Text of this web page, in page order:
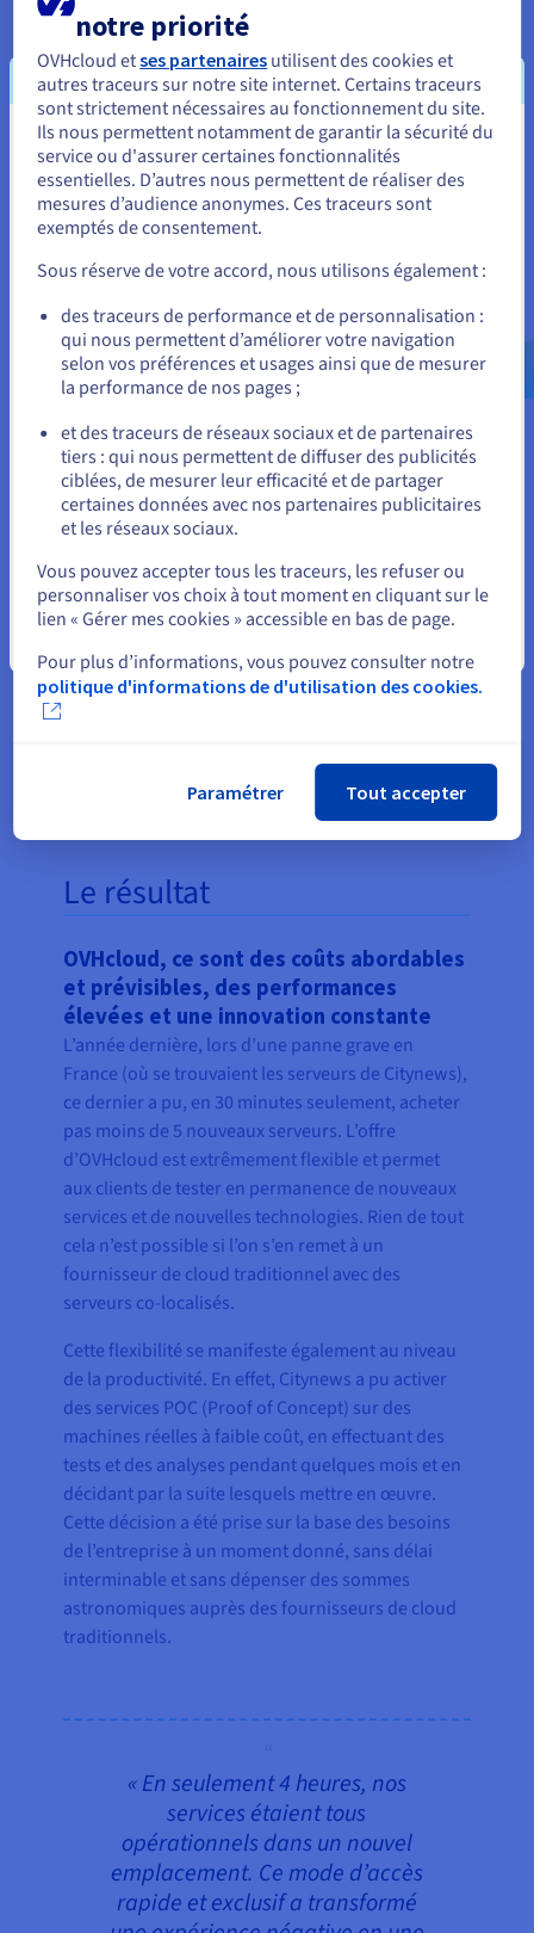
Citynews
Le Smart Cloud d’OVHcloud : simple, multi-local,
accessible, réversible et transparent.
Le résultat
OVHcloud, ce sont des coûts abordables
et prévisibles, des performances
élevées et une innovation constante
L’année dernière, lors d’une panne grave en
France (où se trouvaient les serveurs de Citynews),
ce dernier a pu, en 30 minutes seulement, acheter
pas moins de 5 nouveaux serveurs. L’offre
d’OVHcloud est extrêmement flexible et permet
aux clients de tester en permanence de nouveaux
services et de nouvelles technologies. Rien de tout
cela n’est possible si l’on s’en remet à un
fournisseur de cloud traditionnel avec des
serveurs co-localisés.
Cette flexibilité se manifeste également au niveau
de la productivité. En effet, Citynews a pu activer
des services POC (Proof of Concept) sur des
machines réelles à faible coût, en effectuant des
tests et des analyses pendant quelques mois et en
décidant par la suite lesquels mettre en œuvre.
Cette décision a été prise sur la base des besoins
de l’entreprise à un moment donné, sans délai
interminable et sans dépenser des sommes
astronomiques auprès des fournisseurs de cloud
traditionnels.
« En seulement 4 heures, nos
services étaient tous
opérationnels dans un nouvel
emplacement. Ce mode d’accès
rapide et exclusif a transformé
Vous semblez être localisé en États-
Unis.
Pour commander, rendez-vous sur le site de votre pays (États-
Allez sur le site États-Unis
us.ovhcloud.com/
Anglais USD - $
ou
Rester sur le site actuel
Sélectionner un autre site web
notre priorité
OVHcloud etses partenaires utilisent des cookies et
autres traceurs sur notre site internet. Certains traceurs
sont strictement nécessaires au fonctionnement du site.
Ils nous permettent notamment de garantir la sécurité du
service ou d'assurer certaines fonctionnalités
essentielles. D’autres nous permettent de réaliser des
mesures d’audience anonymes. Ces traceurs sont
exemptés de consentement.
Sous réserve de votre accord, nous utilisons également :
des traceurs de performance et de personnalisation :
qui nous permettent d’améliorer votre navigation
selon vos préférences et usages ainsi que de mesurer
la performance de nos pages ;
et des traceurs de réseaux sociaux et de partenaires
tiers : qui nous permettent de diffuser des publicités
ciblées, de mesurer leur efficacité et de partager
certaines données avec nos partenaires publicitaires
et les réseaux sociaux.
Vous pouvez accepter tous les traceurs, les refuser ou
personnaliser vos choix à tout moment en cliquant sur le
lien « Gérer mes cookies » accessible en bas de page.
Pour plus d’informations, vous pouvez consulter notre
politique d'informations de d'utilisation des cookies.
Paramétrer Tout accepter